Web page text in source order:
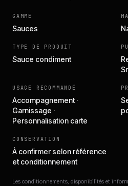
GAMME
Sauces
TYPE DE PRODUIT
Sauce condiment
USAGE RECOMMANDÉ
Accompagnement ·
Garnissage ·
Personnalisation carte
CONSERVATION
À confirmer selon référence
et conditionnement
Les conditionnements, disponibilités et